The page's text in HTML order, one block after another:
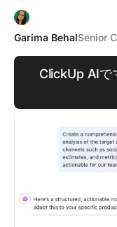
Garima BehalSenior
ClickUp AIで